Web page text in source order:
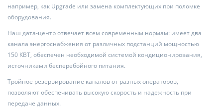
например, как Upgrade или замена комплектующих при поломке
оборудования.
Наш дата-центр отвечает всем современным нормам: имеет два
канала энергоснабжения от различных подстанций мощностью
150 КВТ, обеспечен необходимой системой кондиционирования,
источниками бесперебойного питания.
Тройное резервирование каналов от разных операторов,
позволяют обеспечивать высокую скорость и надежность при
передаче данных.